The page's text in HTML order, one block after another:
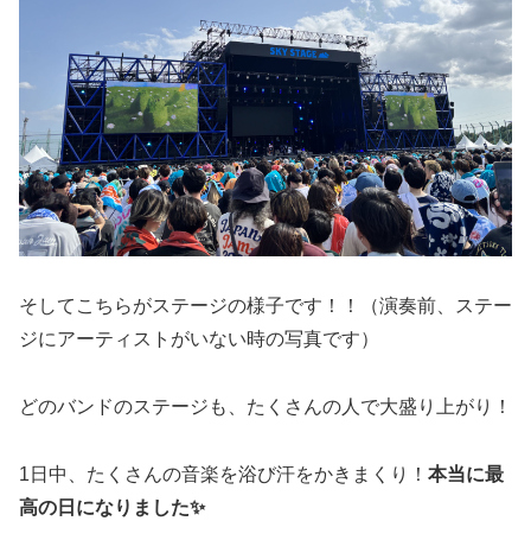
そしてこちらがステージの様子です！！（演奏前、ステー
ジにアーティストがいない時の写真です）
どのバンドのステージも、たくさんの人で大盛り上がり！
1日中、たくさんの音楽を浴び汗をかきまくり！ 本当に最
高の日になりました✨